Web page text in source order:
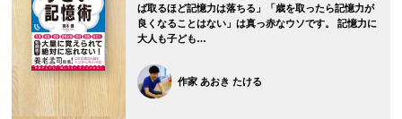
ば取るほど記憶力は落ちる」「歳を取ったら記憶力が
良くなることはない」は真っ赤なウソです。 記憶力に
大人も子ども…
作家 あおき たける